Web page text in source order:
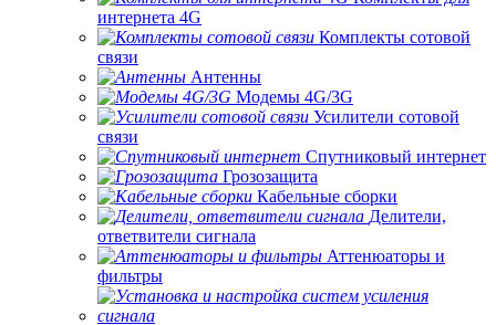
интернета 4G
Комплекты сотовой
связи
Антенны
Модемы 4G/3G
Усилители сотовой
связи
Спутниковый интернет
Грозозащита
Кабельные сборки
Делители,
ответвители сигнала
Аттенюаторы и
фильтры